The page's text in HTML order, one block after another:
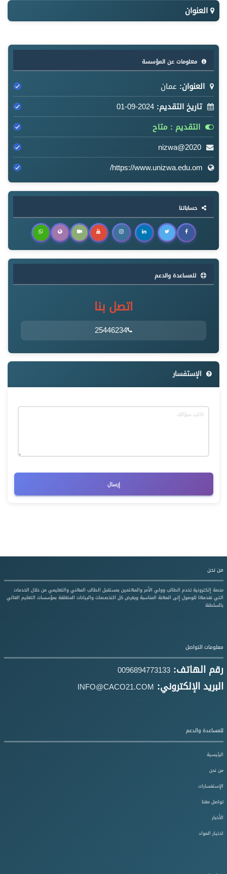
العنوان
معلومات عن المؤسسة
العنوان: عمان
تاريخ التقديم:
التقديم : متاح
nizwa@2020
https://www.unizwa.edu.om/
حساباتنا
للمساعدة والدعم
اتصل بنا
25446234
الإستفسار
إرسال
من نحن
منصة إلكترونية تخدم الطالب وولي الأمر والمهتمين بمستقبل الطالب المهني والتعليمي من خلال الخدمات
التي نقدمها للوصول إلى المهنة المناسبة ويعرض كل التخصصات والبيانات المتعلقة بمؤسسات التعليم العالي
بالسلطنة
معلومات التواصل
رقم الهاتف:0096894773133
البريد الإلكتروني: INFO@CACO21.COM
للمساعدة والدعم
الرئيسية
من نحن
الإستفسارات
تواصل معنا
الأخبار
اختيار المواد